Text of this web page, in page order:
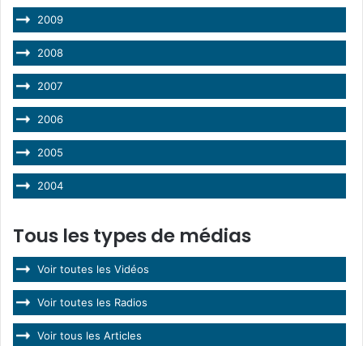
2009
2008
2007
2006
2005
2004
Tous les types de médias
Voir toutes les Vidéos
Voir toutes les Radios
Voir tous les Articles